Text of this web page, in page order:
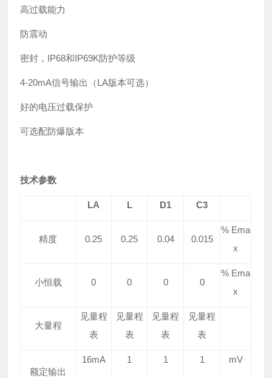
高过载能力
防震动
密封，IP68和IP69K防护等级
4-20mA信号输出（LA版本可选）
好的电压过载保护
可选配防爆版本
技术参数
LA L D1 C3
精度 0.25 0.25 0.04 0.015
% Ema
x
小恒载 0 0 0 0
% Ema
x
大量程
见量程
表
见量程
表
见量程
表
见量程
表
额定输出
16mA 1 1 1 mV